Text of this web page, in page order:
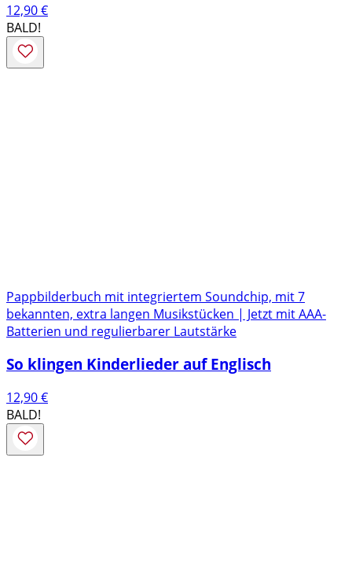
12,90€
BALD!
Pappbilderbuch mit integriertem Soundchip, mit 7
bekannten, extra langen Musikstücken | Jetzt mit AAA-
Batterien und regulierbarer Lautstärke
So klingen Kinderlieder auf Englisch
12,90€
BALD!